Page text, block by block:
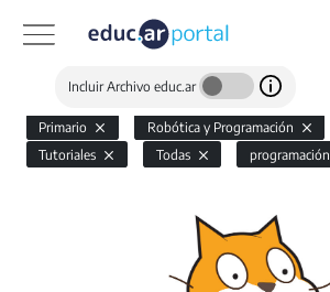
Incluir Archivo educ.ar
Primario Robótica y Programación
Tutoriales
Todas programación